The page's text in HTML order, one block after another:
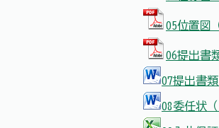
05位置図
06提出書
07提出書
08委任状